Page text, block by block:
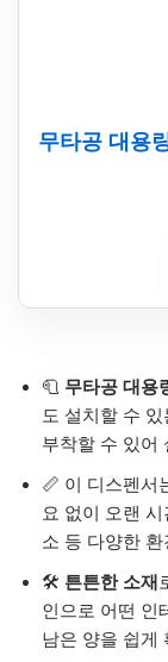
무타공 대용
🧻 무타공 대용
도 설치할 수
부착할 수 있어
📏 이 디스펜서
요 없이 오랜
소 등 다양한
🛠️ 튼튼한 소재
인으로 어떤 인
남은 양을 쉽게